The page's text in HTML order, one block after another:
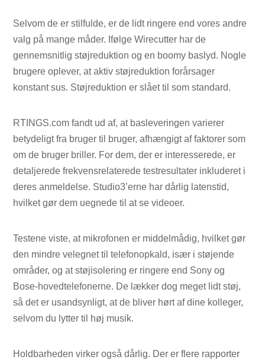
Selvom de er stilfulde, er de lidt ringere end vores andre
valg på mange måder. Ifølge Wirecutter har de
gennemsnitlig støjreduktion og en boomy baslyd. Nogle
brugere oplever, at aktiv støjreduktion forårsager
konstant sus. Støjreduktion er slået til som standard.
RTINGS.com fandt ud af, at basleveringen varierer
betydeligt fra bruger til bruger, afhængigt af faktorer som
om de bruger briller. For dem, der er interesserede, er
detaljerede frekvensrelaterede testresultater inkluderet i
deres anmeldelse. Studio3’erne har dårlig latenstid,
hvilket gør dem uegnede til at se videoer.
Testene viste, at mikrofonen er middelmådig, hvilket gør
den mindre velegnet til telefonopkald, især i støjende
områder, og at støjisolering er ringere end Sony og
Bose-hovedtelefonerne. De lækker dog meget lidt støj,
så det er usandsynligt, at de bliver hørt af dine kolleger,
selvom du lytter til høj musik.
Holdbarheden virker også dårlig. Der er flere rapporter